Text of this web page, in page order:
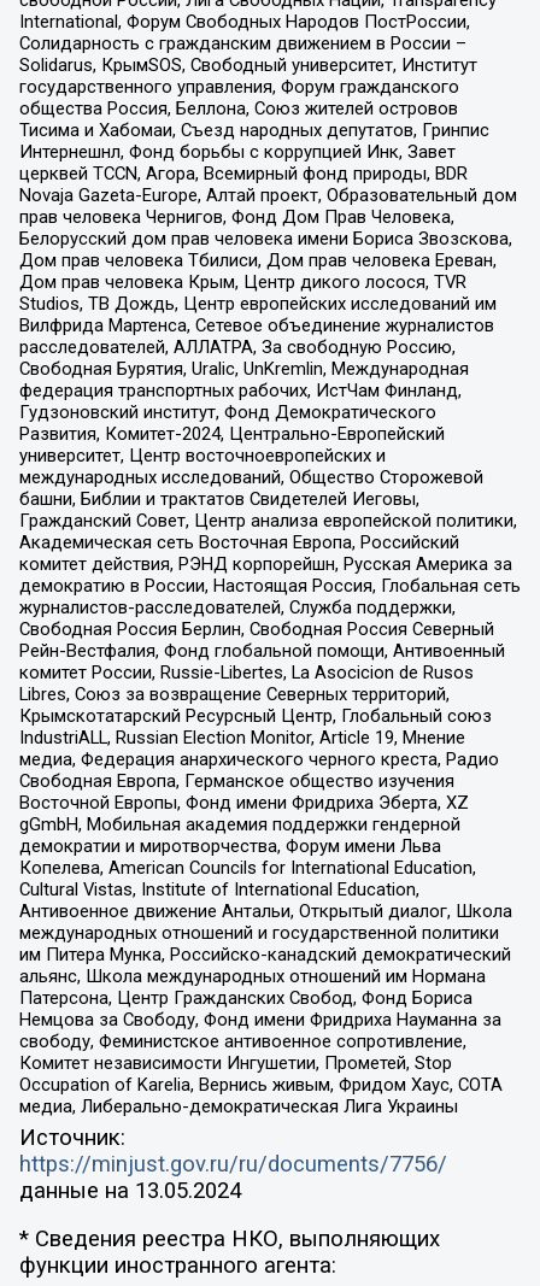
International, Форум Свободных Народов ПостРоссии,
Солидарность с гражданским движением в России –
Solidarus, КрымSOS, Свободный университет, Институт
государственного управления, Форум гражданского
общества Россия, Беллона, Союз жителей островов
Тисима и Хабомаи, Съезд народных депутатов, Гринпис
Интернешнл, Фонд борьбы с коррупцией Инк, Завет
церквей TCCN, Агора, Всемирный фонд природы, BDR
Novaja Gazeta-Europe, Алтай проект, Образовательный дом
прав человека Чернигов, Фонд Дом Прав Человека,
Белорусский дом прав человека имени Бориса Звозскова,
Дом прав человека Тбилиси, Дом прав человека Ереван,
Дом прав человека Крым, Центр дикого лосося, TVR
Studios, ТВ Дождь, Центр европейских исследований им
Вилфрида Мартенса, Сетевое объединение журналистов
расследователей, АЛЛАТРА, За свободную Россию,
Свободная Бурятия, Uralic, UnKremlin, Международная
федерация транспортных рабочих, ИстЧам Финланд,
Гудзоновский институт, Фонд Демократического
Развития, Комитет-2024, Центрально-Европейский
университет, Центр восточноевропейских и
международных исследований, Общество Сторожевой
башни, Библии и трактатов Свидетелей Иеговы,
Гражданский Совет, Центр анализа европейской политики,
Академическая сеть Восточная Европа, Российский
комитет действия, РЭНД корпорейшн, Русская Америка за
демократию в России, Настоящая Россия, Глобальная сеть
журналистов-расследователей, Служба поддержки,
Свободная Россия Берлин, Свободная Россия Северный
Рейн-Вестфалия, Фонд глобальной помощи, Антивоенный
комитет России, Russie-Libertes, La Asocicion de Rusos
Libres, Союз за возвращение Северных территорий,
Крымскотатарский Ресурсный Центр, Глобальный союз
IndustriALL, Russian Election Monitor, Article 19, Мнение
медиа, Федерация анархического черного креста, Радио
Свободная Европа, Германское общество изучения
Восточной Европы, Фонд имени Фридриха Эберта, XZ
gGmbH, Мобильная академия поддержки гендерной
демократии и миротворчества, Форум имени Льва
Копелева, American Councils for International Education,
Cultural Vistas, Institute of International Education,
Антивоенное движение Антальи, Открытый диалог, Школа
международных отношений и государственной политики
им Питера Мунка, Российско-канадский демократический
альянс, Школа международных отношений им Нормана
Патерсона, Центр Гражданских Свобод, Фонд Бориса
Немцова за Свободу, Фонд имени Фридриха Науманна за
свободу, Феминистское антивоенное сопротивление,
Комитет независимости Ингушетии, Прометей, Stop
Occupation of Karelia, Вернись живым, Фридом Хаус, СОТА
медиа, Либерально-демократическая Лига Украины
Источник:
https://minjust.gov.ru/ru/documents/7756/
данные на 13.05.2024
* Сведения реестра НКО, выполняющих
функции иностранного агента: